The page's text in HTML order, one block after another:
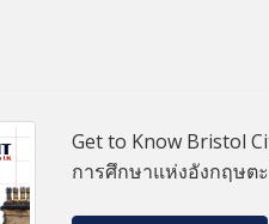
Get to Know Bristol
การศึกษาแห่งอังกฤษต